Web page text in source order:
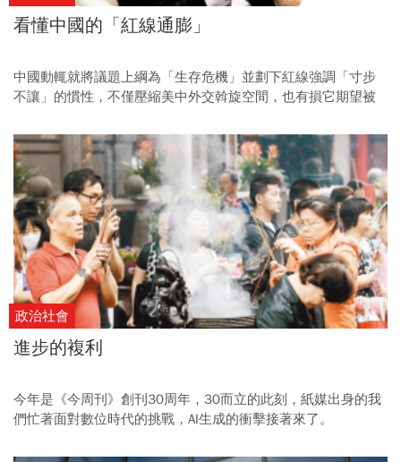
看懂中國的「紅線通膨」
中國動輒就將議題上綱為「生存危機」並劃下紅線強調「寸步
不讓」的慣性，不僅壓縮美中外交斡旋空間，也有損它期望被
政治社會
進步的複利
今年是《今周刊》創刊30周年，30而立的此刻，紙媒出身的我
們忙著面對數位時代的挑戰，AI生成的衝擊接著來了。